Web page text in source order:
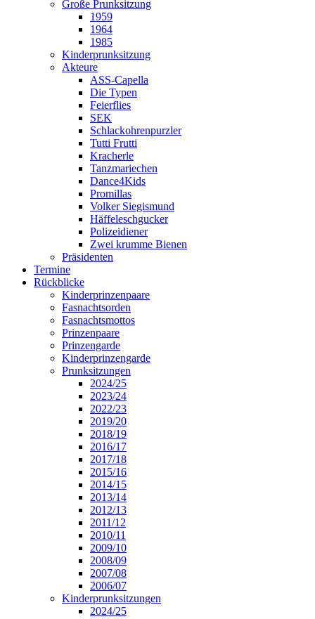
Große Prunksitzung
1959
1964
1985
Kinderprunksitzung
Akteure
ASS-Capella
Die Typen
Feierflies
SEK
Schlackohrenpurzler
Tutti Frutti
Kracherle
Tanzmariechen
Dance4Kids
Promillas
Volker Siegismund
Häffeleschgucker
Polizeidiener
Zwei krumme Bienen
Präsidenten
Termine
Rückblicke
Kinderprinzenpaare
Fasnachtsorden
Fasnachtsmottos
Prinzenpaare
Prinzengarde
Kinderprinzengarde
Prunksitzungen
2024/25
2023/24
2022/23
2019/20
2018/19
2016/17
2017/18
2015/16
2014/15
2013/14
2012/13
2011/12
2010/11
2009/10
2008/09
2007/08
2006/07
Kinderprunksitzungen
2024/25